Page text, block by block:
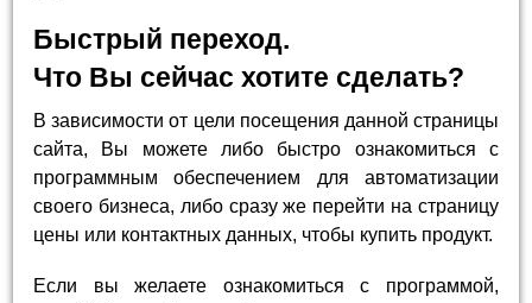
Быстрый переход.
Что Вы сейчас хотите сделать?
В зависимости от цели посещения данной страницы
сайта, Вы можете либо быстро ознакомиться с
программным обеспечением для автоматизации
своего бизнеса, либо сразу же перейти на страницу
цены или контактных данных, чтобы купить продукт.
Если вы желаете ознакомиться с программой,